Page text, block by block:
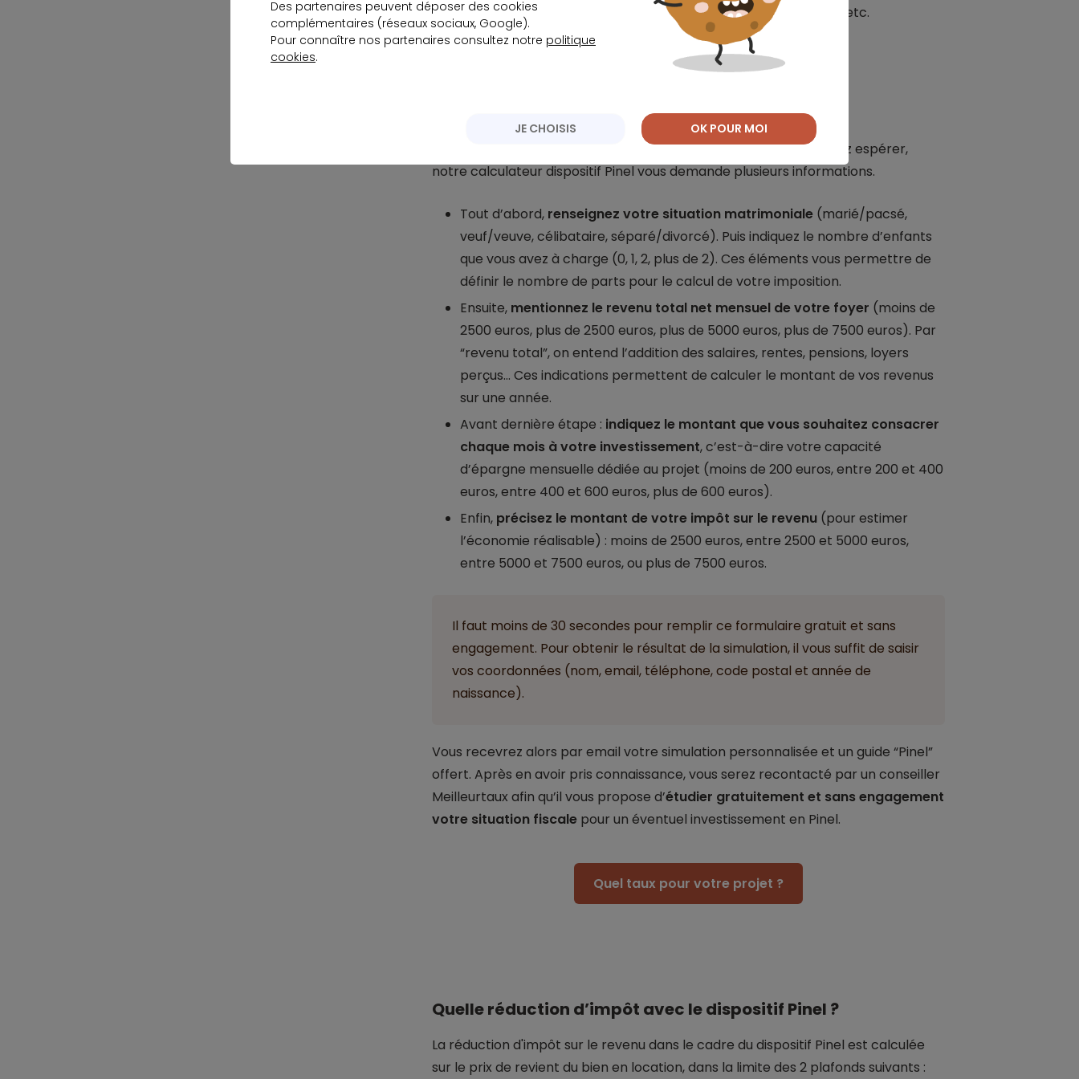
est valable ou non
, combien elle vous fera économiser d’impôts, etc.
Comment faire une simulation en Loi Pinel ?
Pour estimer les économies potentielles d’impôt que vous pourriez espérer,
notre calculateur dispositif Pinel vous demande plusieurs informations.
Tout d’abord, renseignez votre situation matrimoniale(marié/pacsé,
veuf/veuve, célibataire, séparé/divorcé). Puis indiquez le nombre d’enfants
que vous avez à charge (0, 1, 2, plus de 2). Ces éléments vous permettre de
définir le nombre de parts pour le calcul de votre imposition.
Ensuite, mentionnez le revenu total net mensuel de votre foyer (moins de
2500 euros, plus de 2500 euros, plus de 5000 euros, plus de 7500 euros). Par
“revenu total”, on entend l’addition des salaires, rentes, pensions, loyers
perçus... Ces indications permettent de calculer le montant de vos revenus
sur une année.
Avant dernière étape : indiquez le montant que vous souhaitez consacrer
chaque mois à votre investissement, c’est-à-dire votre capacité
d’épargne mensuelle dédiée au projet (moins de 200 euros, entre 200 et 400
euros, entre 400 et 600 euros, plus de 600 euros).
Enfin, précisez le montant de votre impôt sur le revenu(pour estimer
l’économie réalisable) : moins de 2500 euros, entre 2500 et 5000 euros,
entre 5000 et 7500 euros, ou plus de 7500 euros.
Il faut moins de 30 secondes pour remplir ce formulaire gratuit et sans
engagement. Pour obtenir le résultat de la simulation, il vous suffit de saisir
vos coordonnées (nom, email, téléphone, code postal et année de
naissance).
Vous recevrez alors par email votre simulation personnalisée et un guide “Pinel”
offert. Après en avoir pris connaissance, vous serez recontacté par un conseiller
Meilleurtaux afin qu’il vous propose d’étudier gratuitement et sans engagement
votre situation fiscalepour un éventuel investissement en Pinel.
Quel taux pour votre projet ?
Quelle réduction d’impôt avec le dispositif Pinel ?
La réduction d'impôt sur le revenu dans le cadre du dispositif Pinel est calculée
sur le prix de revient du bien en location, dans la limite des 2 plafonds suivants :
Des partenaires peuvent déposer des cookies
complémentaires (réseaux sociaux, Google).
Pour connaître nos partenaires consultez notre politique
cookies.
JE CHOISIS OK POUR MOI